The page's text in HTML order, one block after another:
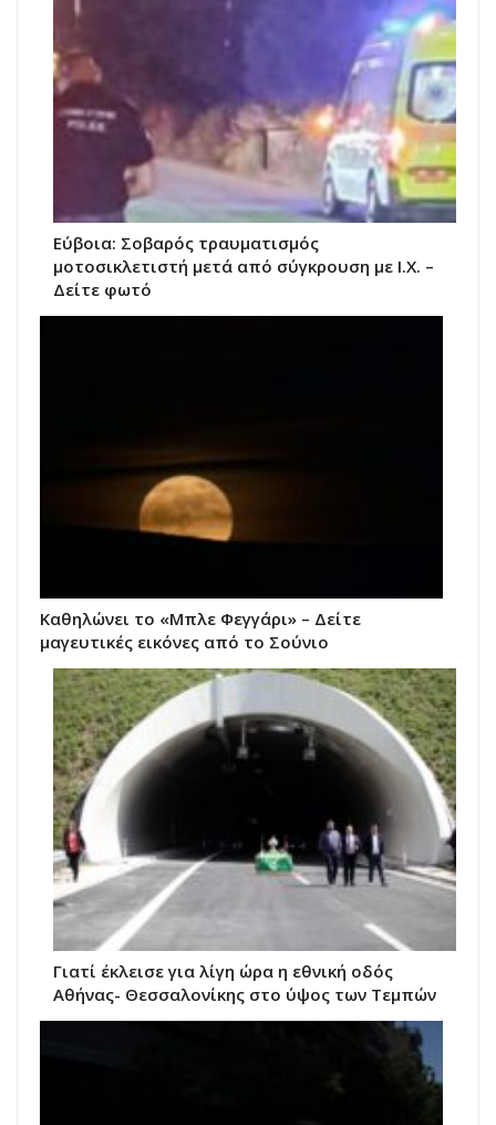
Εύβοια: Σοβαρός τραυματισμός
μοτοσικλετιστή μετά από σύγκρουση με Ι.Χ. –
Δείτε φωτό
Καθηλώνει το «Μπλε Φεγγάρι» – Δείτε
μαγευτικές εικόνες από το Σούνιο
Γιατί έκλεισε για λίγη ώρα η εθνική οδός
Αθήνας- Θεσσαλονίκης στο ύψος των Τεμπών